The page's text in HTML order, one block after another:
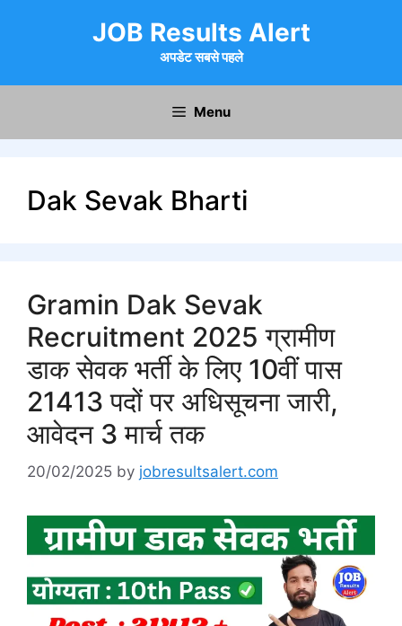
JOB Results Alert
अपडेट सबसे पहले
Menu
Dak Sevak Bharti
Gramin Dak Sevak
Recruitment 2025 ग्रामीण
डाक सेवक भर्ती के लिए 10वीं पास
21413 पदों पर अधिसूचना जारी,
आवेदन 3 मार्च तक
20/02/2025 by jobresultsalert.com